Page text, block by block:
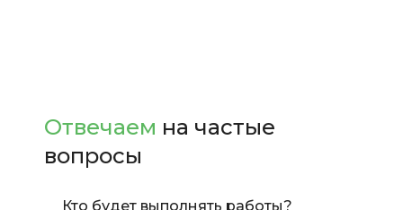
Отвечаем на частые
вопросы
Кто будет выполнять работы?